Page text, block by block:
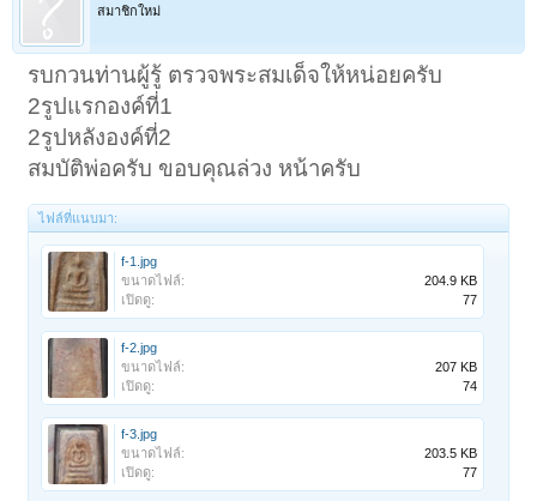
สมาชิกใหม่
รบกวนท่านผู้รู้ ตรวจพระสมเด็จให้หน่อยครับ
2รูปแรกองค์ที่1
2รูปหลังองค์ที่2
สมบัติพ่อครับ ขอบคุณล่วง หน้าครับ
ไฟล์ที่แนบมา:
f-1.jpg
ขนาดไฟล์:
204.9 KB
เปิดดู:
77
f-2.jpg
ขนาดไฟล์:
207 KB
เปิดดู:
74
f-3.jpg
ขนาดไฟล์:
203.5 KB
เปิดดู:
77